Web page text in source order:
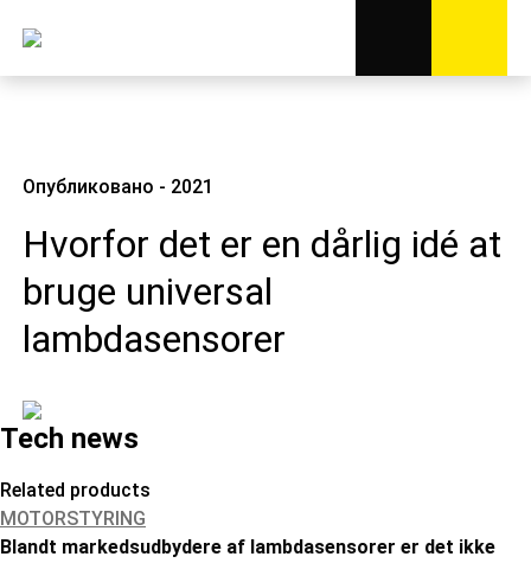
Опубликовано - 2021
Hvorfor det er en dårlig idé at
bruge universal
lambdasensorer
Tech news
Related products
MOTORSTYRING
Blandt markedsudbydere af lambdasensorer er det ikke